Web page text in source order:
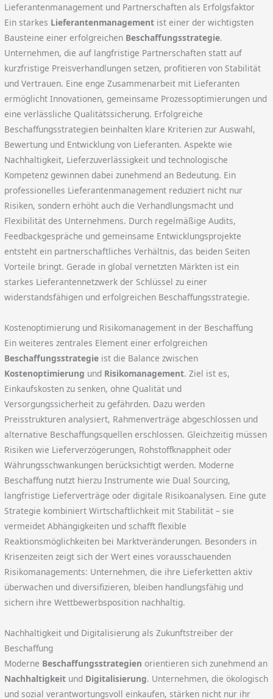
Lieferantenmanagement und Partnerschaften als Erfolgsfaktor
Ein starkes Lieferantenmanagement ist einer der wichtigsten
Bausteine einer erfolgreichen Beschaffungsstrategie.
Unternehmen, die auf langfristige Partnerschaften statt auf
kurzfristige Preisverhandlungen setzen, profitieren von Stabilität
und Vertrauen. Eine enge Zusammenarbeit mit Lieferanten
ermöglicht Innovationen, gemeinsame Prozessoptimierungen und
eine verlässliche Qualitätssicherung. Erfolgreiche
Beschaffungsstrategien beinhalten klare Kriterien zur Auswahl,
Bewertung und Entwicklung von Lieferanten. Aspekte wie
Nachhaltigkeit, Lieferzuverlässigkeit und technologische
Kompetenz gewinnen dabei zunehmend an Bedeutung. Ein
professionelles Lieferantenmanagement reduziert nicht nur
Risiken, sondern erhöht auch die Verhandlungsmacht und
Flexibilität des Unternehmens. Durch regelmäßige Audits,
Feedbackgespräche und gemeinsame Entwicklungsprojekte
entsteht ein partnerschaftliches Verhältnis, das beiden Seiten
Vorteile bringt. Gerade in global vernetzten Märkten ist ein
starkes Lieferantennetzwerk der Schlüssel zu einer
widerstandsfähigen und erfolgreichen Beschaffungsstrategie.
Kostenoptimierung und Risikomanagement in der Beschaffung
Ein weiteres zentrales Element einer erfolgreichen
Beschaffungsstrategie ist die Balance zwischen
Kostenoptimierung und Risikomanagement. Ziel ist es,
Einkaufskosten zu senken, ohne Qualität und
Versorgungssicherheit zu gefährden. Dazu werden
Preisstrukturen analysiert, Rahmenverträge abgeschlossen und
alternative Beschaffungsquellen erschlossen. Gleichzeitig müssen
Risiken wie Lieferverzögerungen, Rohstoffknappheit oder
Währungsschwankungen berücksichtigt werden. Moderne
Beschaffung nutzt hierzu Instrumente wie Dual Sourcing,
langfristige Lieferverträge oder digitale Risikoanalysen. Eine gute
Strategie kombiniert Wirtschaftlichkeit mit Stabilität – sie
vermeidet Abhängigkeiten und schafft flexible
Reaktionsmöglichkeiten bei Marktveränderungen. Besonders in
Krisenzeiten zeigt sich der Wert eines vorausschauenden
Risikomanagements: Unternehmen, die ihre Lieferketten aktiv
überwachen und diversifizieren, bleiben handlungsfähig und
sichern ihre Wettbewerbsposition nachhaltig.
Nachhaltigkeit und Digitalisierung als Zukunftstreiber der
Beschaffung
Moderne Beschaffungsstrategien orientieren sich zunehmend an
Nachhaltigkeit und Digitalisierung. Unternehmen, die ökologisch
und sozial verantwortungsvoll einkaufen, stärken nicht nur ihr